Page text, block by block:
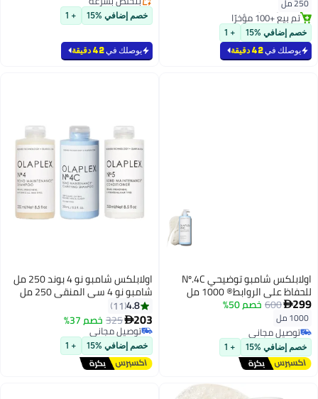
بتخلّص بسرعة
تم بيع +100 مؤخرًا
#50 في منتجات الشامبوإضافي %15 + 1
يوصلك في 42 دقيقة
تم بيع +20 مؤخرًا
بتخلّص بسرعة
خصم إضافي %15 + 1
يوصلك في 42 دقيقة
اولابلكس شامبو توضيحي Nº.4C
على الروابط® 1000 مل

600خصم 50%
مل
توصيل مجاني
توصيل مجاني
إضافي %15 + 1
اولابلكس شامبو نو 4 بوند 250 مل
شامبو نو 4 سي المنقي 250 مل
وبلسم نو 5 بوند 250 مل
4.8
11
203
325خصم 37%
توصيل مجاني
توصيل مجاني
خصم إضافي %15 + 1